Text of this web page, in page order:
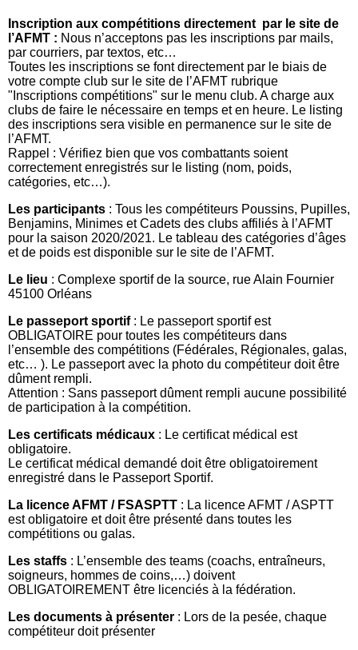
Inscription aux compétitions directement par le site de
l’AFMT : Nous n’acceptons pas les inscriptions par mails,
par courriers, par textos, etc…
Toutes les inscriptions se font directement par le biais de
votre compte club sur le site de l’AFMT rubrique
"Inscriptions compétitions" sur le menu club. A charge aux
clubs de faire le nécessaire en temps et en heure. Le listing
des inscriptions sera visible en permanence sur le site de
l’AFMT.
Rappel : Vérifiez bien que vos combattants soient
correctement enregistrés sur le listing (nom, poids,
catégories, etc…).
Les participants : Tous les compétiteurs Poussins, Pupilles,
Benjamins, Minimes et Cadets des clubs affiliés à l’AFMT
pour la saison 2020/2021. Le tableau des catégories d’âges
et de poids est disponible sur le site de l’AFMT.
Le lieu : Complexe sportif de la source, rue Alain Fournier
45100 Orléans
Le passeport sportif: Le passeport sportif est
OBLIGATOIRE pour toutes les compétiteurs dans
l’ensemble des compétitions (Fédérales, Régionales, galas,
etc… ). Le passeport avec la photo du compétiteur doit être
dûment rempli.
Attention : Sans passeport dûment rempli aucune possibilité
de participation à la compétition.
Les certificats médicaux : Le certificat médical est
obligatoire.
Le certificat médical demandé doit être obligatoirement
enregistré dans le Passeport Sportif.
La licence AFMT / FSASPTT : La licence AFMT / ASPTT
est obligatoire et doit être présenté dans toutes les
compétitions ou galas.
Les staffs : L’ensemble des teams (coachs, entraîneurs,
soigneurs, hommes de coins,…) doivent
OBLIGATOIREMENT être licenciés à la fédération.
Les documents à présenter : Lors de la pesée, chaque
compétiteur doit présenter